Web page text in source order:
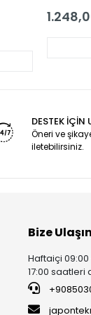
DESTEK İÇİN
Öneri ve
iletebilirsiniz.
Bize Ulaşın
Haftaiçi 09:00
17:00 saatleri